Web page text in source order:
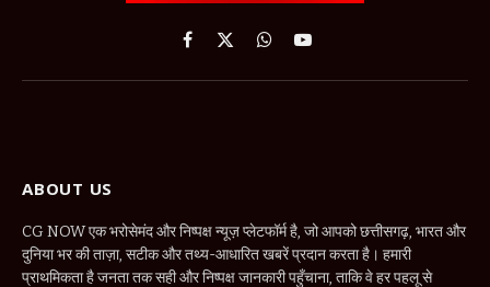
Facebook
X
WhatsApp
YouTube
ABOUT US
CG NOW एक भरोसेमंद और निष्पक्ष न्यूज़ प्लेटफॉर्म है, जो आपको छत्तीसगढ़, भारत और
दुनिया भर की ताज़ा, सटीक और तथ्य-आधारित खबरें प्रदान करता है। हमारी
प्राथमिकता है जनता तक सही और निष्पक्ष जानकारी पहुँचाना, ताकि वे हर पहलू से